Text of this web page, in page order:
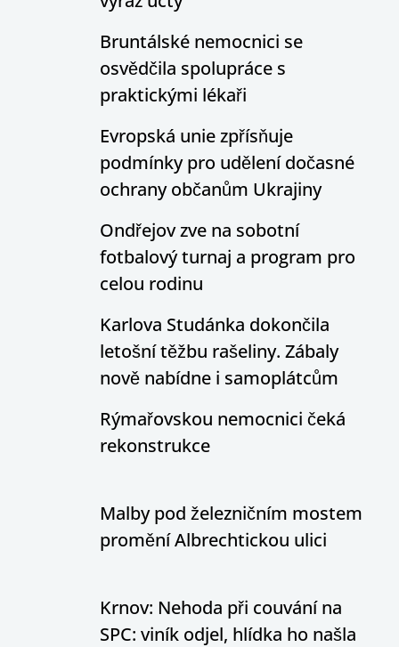
Bruntálské nemocnici se
osvědčila spolupráce s
praktickými lékaři
Evropská unie zpřísňuje
podmínky pro udělení dočasné
ochrany občanům Ukrajiny
Ondřejov zve na sobotní
fotbalový turnaj a program pro
celou rodinu
Karlova Studánka dokončila
letošní těžbu rašeliny. Zábaly
nově nabídne i samoplátcům
Rýmařovskou nemocnici čeká
rekonstrukce
Malby pod železničním mostem
promění Albrechtickou ulici
Krnov: Nehoda při couvání na
SPC: viník odjel, hlídka ho našla